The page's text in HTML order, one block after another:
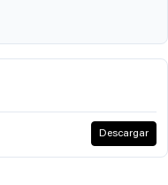
Descargar